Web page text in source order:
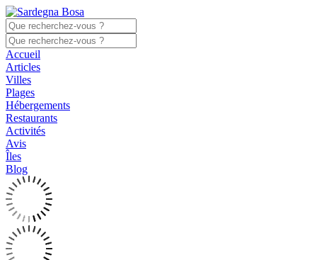
Accueil
Articles
Villes
Plages
Hébergements
Restaurants
Activités
Avis
Îles
Blog